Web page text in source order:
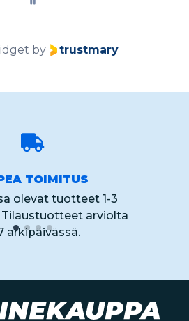
by trustmary
TOIMITUS
olevat tuotteet 1-3
Tilaustuotteet arviolta
arkipäivässä.